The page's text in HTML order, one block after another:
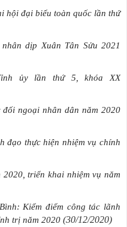
hội đại biểu toàn quốc lần thứ
dịp Xuân Tân Sửu 2021
ủy lần thứ 5, khóa XX
đối ngoại nhân dân năm 2020
đạo thực hiện nhiệm vụ chính
triển khai nhiệm vụ năm
Kiểm điểm công tác lãnh
trị năm 2020 (30/12/2020)